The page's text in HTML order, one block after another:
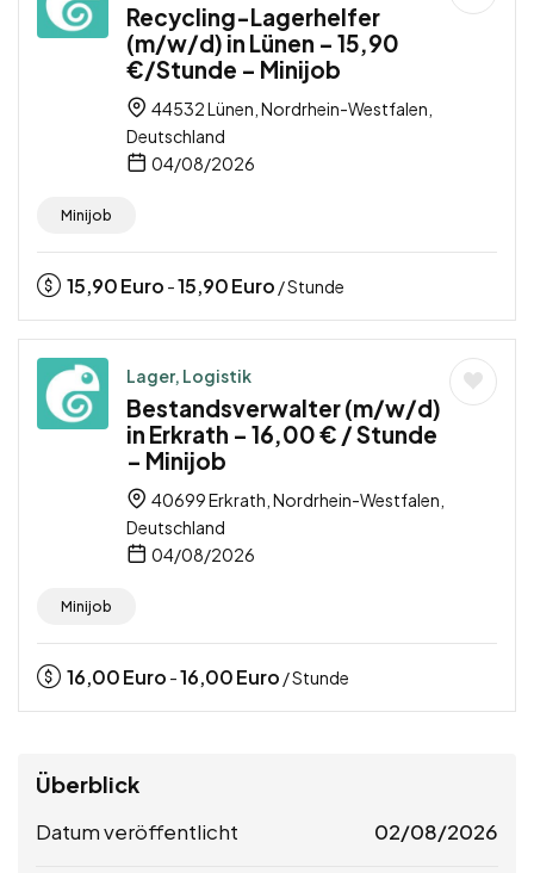
Recycling-Lagerhelfer
(m/w/d) in Lünen – 15,90
€/Stunde – Minijob
44532 Lünen, Nordrhein-Westfalen,
Deutschland
04/08/2026
Minijob
15,90Euro -15,90Euro / Stunde
Lager, Logistik
Bestandsverwalter (m/w/d)
in Erkrath – 16,00 € / Stunde
– Minijob
40699 Erkrath, Nordrhein-Westfalen,
Deutschland
04/08/2026
Minijob
16,00Euro -16,00Euro / Stunde
Überblick
Datum veröffentlicht 02/08/2026